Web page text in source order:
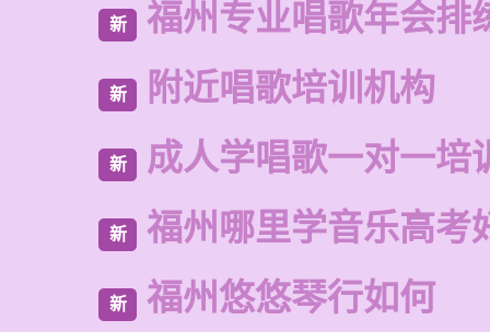
新 福州专业唱歌年会排
新 附近唱歌培训机构
新 成人学唱歌一对一培
新 福州哪里学音乐高考
新 福州悠悠琴行如何